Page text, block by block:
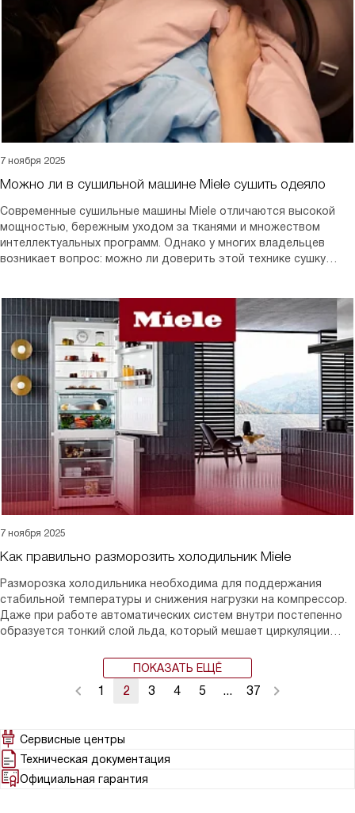
7 ноября 2025
Можно ли в сушильной машине Miele сушить одеяло
Современные сушильные машины Miele отличаются высокой
мощностью, бережным уходом за тканями и множеством
интеллектуальных программ. Однако у многих владельцев
возникает вопрос: можно ли доверить этой технике сушку
наполнителя или повреждению ткани
7 ноября 2025
Как правильно разморозить холодильник Miele
Разморозка холодильника необходима для поддержания
стабильной температуры и снижения нагрузки на компрессор.
Даже при работе автоматических систем внутри постепенно
образуется тонкий слой льда, который мешает циркуляции
расходует меньше электроэнергии.
ПОКАЗАТЬ ЕЩЁ
1 2 3 4 5 ... 37
Сервисные центры
Техническая документация
Официальная гарантия